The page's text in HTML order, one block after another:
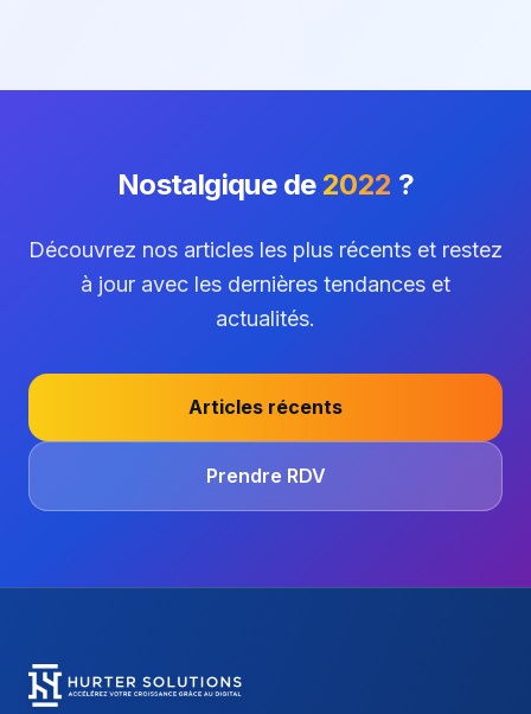
Nostalgique de 2022 ?
Découvrez nos articles les plus récents et restez
à jour avec les dernières tendances et
actualités.
Articles récents
Prendre RDV